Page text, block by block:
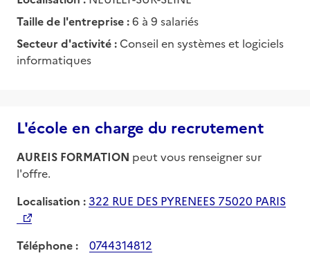
Taille de l'entreprise :6 à 9 salariés
Secteur d'activité : Conseil en systèmes et logiciels
informatiques
L'école en charge du recrutement
AUREIS FORMATION peut vous renseigner sur
l'offre.
Localisation :322 RUE DES PYRENEES 75020 PARIS
Téléphone : 0744314812